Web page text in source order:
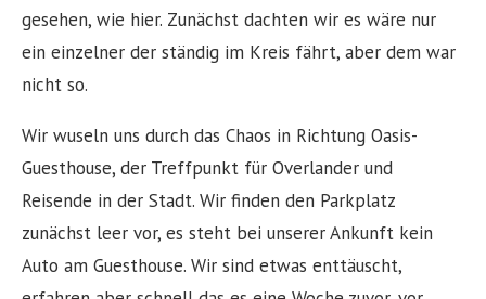
gesehen, wie hier. Zunächst dachten wir es wäre nur
ein einzelner der ständig im Kreis fährt, aber dem war
nicht so.
Wir wuseln uns durch das Chaos in Richtung Oasis-
Guesthouse, der Treffpunkt für Overlander und
Reisende in der Stadt. Wir finden den Parkplatz
zunächst leer vor, es steht bei unserer Ankunft kein
Auto am Guesthouse. Wir sind etwas enttäuscht,